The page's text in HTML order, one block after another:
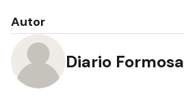
Autor
Diario Formosa